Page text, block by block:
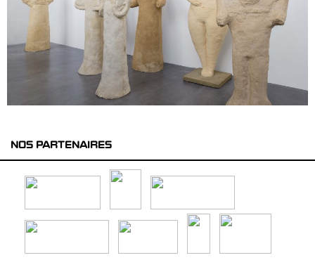
NOS PARTENAIRES